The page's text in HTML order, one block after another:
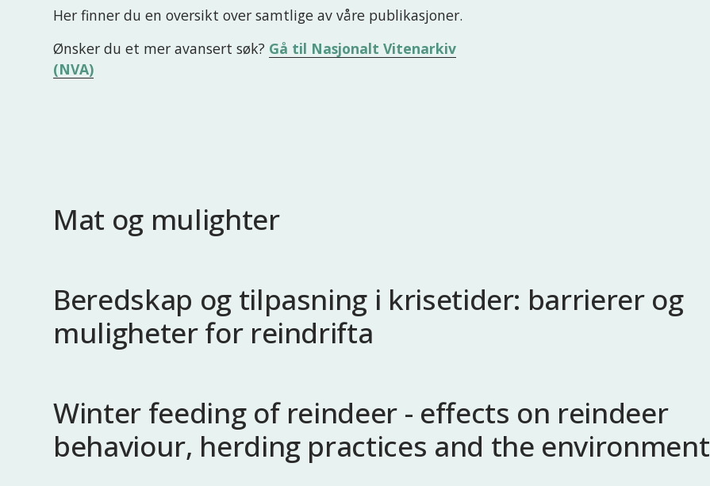
Her finner du en oversikt over samtlige av våre publikasjoner.
Ønsker du et mer avansert søk? Gå til Nasjonalt Vitenarkiv
(NVA)
Mat og mulighter
Beredskap og tilpasning i krisetider: barrierer og
muligheter for reindrifta
Winter feeding of reindeer - effects on reindeer
behaviour, herding practices and the environment